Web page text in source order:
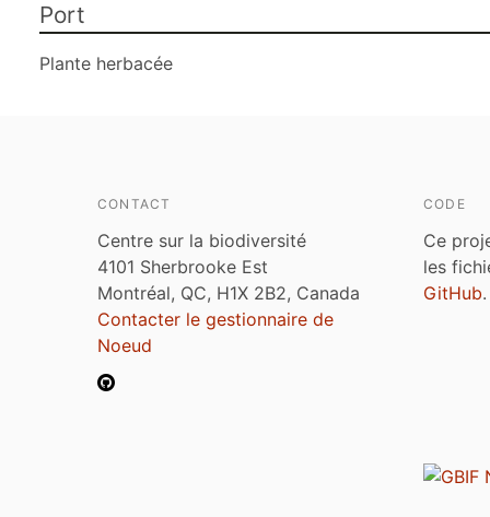
Port
Plante herbacée
CONTACT
Centre sur la biodiversité
4101 Sherbrooke Est
Montréal, QC, H1X 2B2, Canada
Contacter le gestionnaire de
Noeud
CODE
Ce
les
GitHub.